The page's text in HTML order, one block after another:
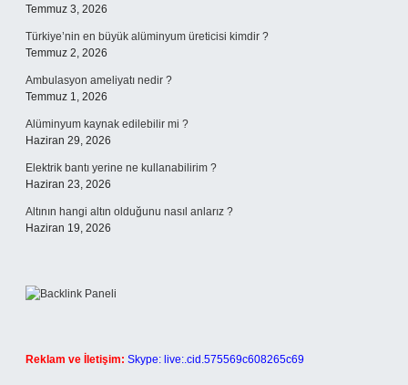
Temmuz 3, 2026
Türkiye’nin en büyük alüminyum üreticisi kimdir ?
Temmuz 2, 2026
Ambulasyon ameliyatı nedir ?
Temmuz 1, 2026
Alüminyum kaynak edilebilir mi ?
Haziran 29, 2026
Elektrik bantı yerine ne kullanabilirim ?
Haziran 23, 2026
Altının hangi altın olduğunu nasıl anlarız ?
Haziran 19, 2026
Reklam ve İletişim: Skype: live:.cid.575569c608265c69